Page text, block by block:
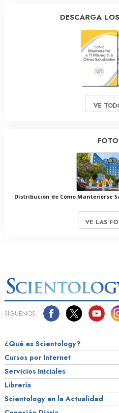
DESCARGA
VE
Distribución de Cómo Mantenerse
VE LAS
SÍGUENOS
¿Qué es Scientology?
Cursos por Internet
Servicios Iniciales
Librería
Scientology en la Actualidad